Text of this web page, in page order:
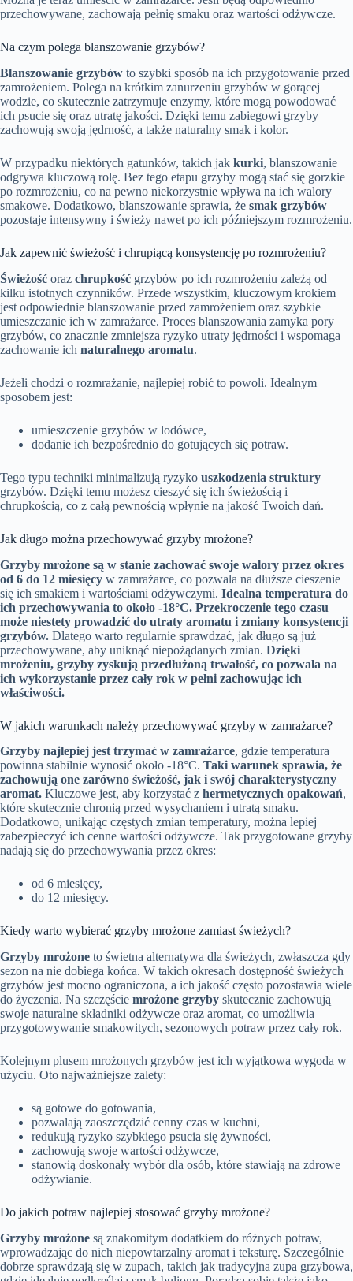
przechowywane, zachowają pełnię smaku oraz wartości odżywcze.
Na czym polega blanszowanie grzybów?
Blanszowanie grzybów to szybki sposób na ich przygotowanie przed
zamrożeniem. Polega na krótkim zanurzeniu grzybów w gorącej
wodzie, co skutecznie zatrzymuje enzymy, które mogą powodować
ich psucie się oraz utratę jakości. Dzięki temu zabiegowi grzyby
zachowują swoją jędrność, a także naturalny smak i kolor.
W przypadku niektórych gatunków, takich jak kurki, blanszowanie
odgrywa kluczową rolę. Bez tego etapu grzyby mogą stać się gorzkie
po rozmrożeniu, co na pewno niekorzystnie wpływa na ich walory
smakowe. Dodatkowo, blanszowanie sprawia, że smak grzybów
pozostaje intensywny i świeży nawet po ich późniejszym rozmrożeniu.
Jak zapewnić świeżość i chrupiącą konsystencję po rozmrożeniu?
Świeżość oraz chrupkość grzybów po ich rozmrożeniu zależą od
kilku istotnych czynników. Przede wszystkim, kluczowym krokiem
jest odpowiednie blanszowanie przed zamrożeniem oraz szybkie
umieszczanie ich w zamrażarce. Proces blanszowania zamyka pory
grzybów, co znacznie zmniejsza ryzyko utraty jędrności i wspomaga
zachowanie ich naturalnego aromatu.
Jeżeli chodzi o rozmrażanie, najlepiej robić to powoli. Idealnym
sposobem jest:
umieszczenie grzybów w lodówce,
dodanie ich bezpośrednio do gotujących się potraw.
Tego typu techniki minimalizują ryzyko uszkodzenia struktury
grzybów. Dzięki temu możesz cieszyć się ich świeżością i
chrupkością, co z całą pewnością wpłynie na jakość Twoich dań.
Jak długo można przechowywać grzyby mrożone?
Grzyby mrożone są w stanie zachować swoje walory przez okres
od 6 do 12 miesięcy w zamrażarce, co pozwala na dłuższe cieszenie
się ich smakiem i wartościami odżywczymi. Idealna temperatura do
ich przechowywania to około -18°C. Przekroczenie tego czasu
może niestety prowadzić do utraty aromatu i zmiany konsystencji
grzybów. Dlatego warto regularnie sprawdzać, jak długo są już
przechowywane, aby uniknąć niepożądanych zmian. Dzięki
mrożeniu, grzyby zyskują przedłużoną trwałość, co pozwala na
ich wykorzystanie przez cały rok w pełni zachowując ich
właściwości.
W jakich warunkach należy przechowywać grzyby w zamrażarce?
Grzyby najlepiej jest trzymać w zamrażarce, gdzie temperatura
powinna stabilnie wynosić około -18°C. Taki warunek sprawia, że
zachowują one zarówno świeżość, jak i swój charakterystyczny
aromat. Kluczowe jest, aby korzystać z hermetycznych opakowań,
które skutecznie chronią przed wysychaniem i utratą smaku.
Dodatkowo, unikając częstych zmian temperatury, można lepiej
zabezpieczyć ich cenne wartości odżywcze. Tak przygotowane grzyby
nadają się do przechowywania przez okres:
od 6 miesięcy,
do 12 miesięcy.
Kiedy warto wybierać grzyby mrożone zamiast świeżych?
Grzyby mrożone to świetna alternatywa dla świeżych, zwłaszcza gdy
sezon na nie dobiega końca. W takich okresach dostępność świeżych
grzybów jest mocno ograniczona, a ich jakość często pozostawia wiele
do życzenia. Na szczęście mrożone grzyby skutecznie zachowują
swoje naturalne składniki odżywcze oraz aromat, co umożliwia
przygotowywanie smakowitych, sezonowych potraw przez cały rok.
Kolejnym plusem mrożonych grzybów jest ich wyjątkowa wygoda w
użyciu. Oto najważniejsze zalety:
są gotowe do gotowania,
pozwalają zaoszczędzić cenny czas w kuchni,
redukują ryzyko szybkiego psucia się żywności,
zachowują swoje wartości odżywcze,
stanowią doskonały wybór dla osób, które stawiają na zdrowe
odżywianie.
Do jakich potraw najlepiej stosować grzyby mrożone?
Grzyby mrożone są znakomitym dodatkiem do różnych potraw,
wprowadzając do nich niepowtarzalny aromat i teksturę. Szczególnie
dobrze sprawdzają się w zupach, takich jak tradycyjna zupa grzybowa,